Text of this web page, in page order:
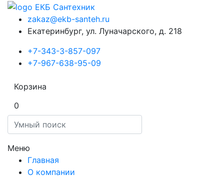
zakaz@ekb-santeh.ru
Екатеринбург, ул. Луначарского, д. 218
+7-343-3-857-097
+7-967-638-95-09
Корзина
0
Меню
Главная
О компании